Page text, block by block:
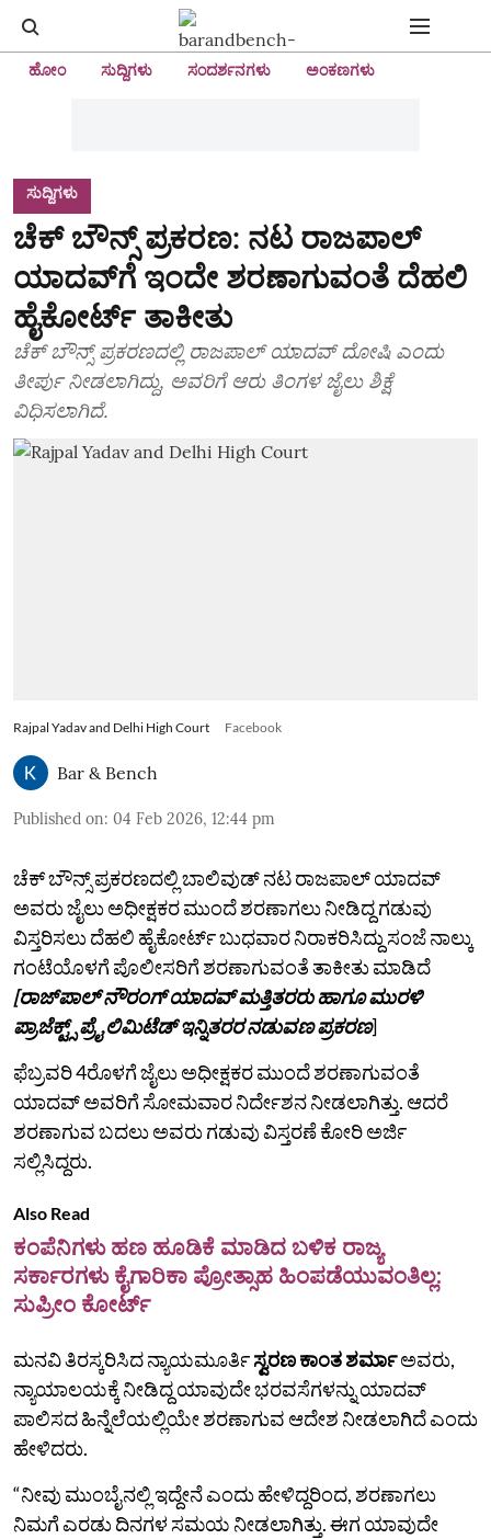
ಹೋಂ ಸುದ್ದಿಗಳು ಸಂದರ್ಶನಗಳು ಅಂಕಣಗಳು
ಸುದ್ದಿಗಳು
ಚೆಕ್ ಬೌನ್ಸ್ ಪ್ರಕರಣ: ನಟ ರಾಜಪಾಲ್
ಯಾದವ್‌ಗೆ ಇಂದೇ ಶರಣಾಗುವಂತೆ ದೆಹಲಿ
ಹೈಕೋರ್ಟ್‌ ತಾಕೀತು
ಚೆಕ್ ಬೌನ್ಸ್ ಪ್ರಕರಣದಲ್ಲಿ ರಾಜಪಾಲ್ ಯಾದವ್ ದೋಷಿ ಎಂದು
ತೀರ್ಪು ನೀಡಲಾಗಿದ್ದು, ಅವರಿಗೆ ಆರು ತಿಂಗಳ ಜೈಲು ಶಿಕ್ಷೆ
ವಿಧಿಸಲಾಗಿದೆ.
Rajpal Yadav and Delhi High Court Facebook
Bar & Bench
Published on: 04 Feb 2026, 12:44 pm
ಚೆಕ್ ಬೌನ್ಸ್ ಪ್ರಕರಣದಲ್ಲಿ ಬಾಲಿವುಡ್ ನಟ ರಾಜಪಾಲ್ ಯಾದವ್
ಅವರು ಜೈಲು ಅಧೀಕ್ಷಕರ ಮುಂದೆ ಶರಣಾಗಲು ನೀಡಿದ್ದ ಗಡುವು
ವಿಸ್ತರಿಸಲು ದೆಹಲಿ ಹೈಕೋರ್ಟ್‌ ಬುಧವಾರ ನಿರಾಕರಿಸಿದ್ದು ಸಂಜೆ ನಾಲ್ಕು
ಗಂಟೆಯೊಳಗೆ ಪೊಲೀಸರಿಗೆ ಶರಣಾಗುವಂತೆ ತಾಕೀತು ಮಾಡಿದೆ
[ರಾಜ್‌ಪಾಲ್‌ ನೌರಂಗ್‌ ಯಾದವ್‌ ಮತ್ತಿತರರು ಹಾಗೂ ಮುರಳಿ
ಪ್ರಾಜೆಕ್ಟ್ಸ್‌ ಪ್ರೈ ಲಿಮಿಟೆಡ್‌ ಇನ್ನಿತರರ ನಡುವಣ ಪ್ರಕರಣ]
ಫೆಬ್ರವರಿ 4ರೊಳಗೆ ಜೈಲು ಅಧೀಕ್ಷಕರ ಮುಂದೆ ಶರಣಾಗುವಂತೆ
ಯಾದವ್ ಅವರಿಗೆ ಸೋಮವಾರ ನಿರ್ದೇಶನ ನೀಡಲಾಗಿತ್ತು. ಆದರೆ
ಶರಣಾಗುವ ಬದಲು ಅವರು ಗಡುವು ವಿಸ್ತರಣೆ ಕೋರಿ ಅರ್ಜಿ
ಸಲ್ಲಿಸಿದ್ದರು.
Also Read
ಕಂಪೆನಿಗಳು ಹಣ ಹೂಡಿಕೆ ಮಾಡಿದ ಬಳಿಕ ರಾಜ್ಯ
ಸರ್ಕಾರಗಳು ಕೈಗಾರಿಕಾ ಪ್ರೋತ್ಸಾಹ ಹಿಂಪಡೆಯುವಂತಿಲ್ಲ:
ಸುಪ್ರೀಂ ಕೋರ್ಟ್
ಮನವಿ ತಿರಸ್ಕರಿಸಿದ ನ್ಯಾಯಮೂರ್ತಿಸ್ವರಣ ಕಾಂತ ಶರ್ಮಾಅವರು,
ನ್ಯಾಯಾಲಯಕ್ಕೆ ನೀಡಿದ್ದ ಯಾವುದೇ ಭರವಸೆಗಳನ್ನು ಯಾದವ್
ಪಾಲಿಸದ ಹಿನ್ನೆಲೆಯಲ್ಲಿಯೇ ಶರಣಾಗುವ ಆದೇಶ ನೀಡಲಾಗಿದೆ ಎಂದು
ಹೇಳಿದರು.
“ನೀವು ಮುಂಬೈನಲ್ಲಿ ಇದ್ದೇನೆ ಎಂದು ಹೇಳಿದ್ದರಿಂದ, ಶರಣಾಗಲು
ನಿಮಗೆ ಎರಡು ದಿನಗಳ ಸಮಯ ನೀಡಲಾಗಿತ್ತು. ಈಗ ಯಾವುದೇ